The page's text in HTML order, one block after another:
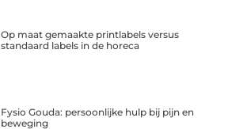
Op maat gemaakte printlabels versus
standaard labels in de horeca
Fysio Gouda: persoonlijke hulp bij pijn en
beweging